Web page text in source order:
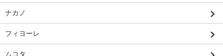
ナカノ
フィヨーレ
ムコタ